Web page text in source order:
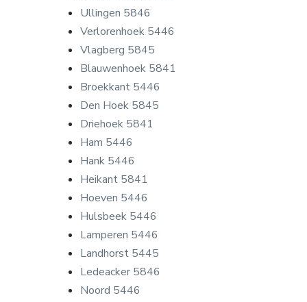
Ullingen 5846
Verlorenhoek 5446
Vlagberg 5845
Blauwenhoek 5841
Broekkant 5446
Den Hoek 5845
Driehoek 5841
Ham 5446
Hank 5446
Heikant 5841
Hoeven 5446
Hulsbeek 5446
Lamperen 5446
Landhorst 5445
Ledeacker 5846
Noord 5446